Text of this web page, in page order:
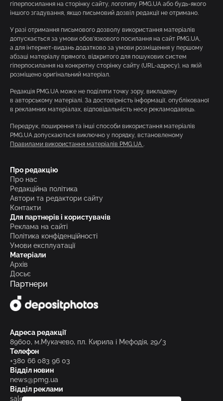
гіперпосилання на сторінку сайту, логотипу PMG.UA або будь-якого
іншого згадування, якщо письмовий дозвіл редакції не отримано.
У разі отримання письмового дозволу використання матеріалів
допускається за умови обов’язкового посилання на сайт PMG.UA,
а для інтернет-видань додатково за умови розміщення у першому
абзаці матеріалу прямого, відкритого для пошукових систем
гіперпосилання на конкретну сторінку сайту (URL-адресу), на якій
розміщено оригінальний матеріал.
Редакція PMG.UA може не поділяти точку зору, викладену
в авторському матеріалі. За достовірність інформації, опублікованої
в рекламних матеріалах, відповідальність несе рекламодавець.
Передрук, поширення та інші способи використання матеріалів
PMG.UA допускаються виключно у порядку, встановленому
Правилами використання матеріалів PMG.UA .
Про редакцію
Про нас
Редакційна політика
Автори та редактори сайту
Контакти
Для партнерів і користувачів
Реклама на сайті
Політика конфіденційності
Умови експлуатації
Матеріали
Архів
Досьє
Партнери
Адреса редакції
89600, м.Мукачево, пл. Кирила і Мефодія, 29/3
Телефон
+380 66 083 96 03
Відділ новин
news@pmg.ua
Відділ реклами
sales@pmg.ua